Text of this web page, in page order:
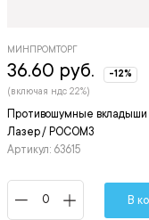
Противошумные
Лазер / РОСОМЗ
Артикул: 63615
МИНПРОМТОРГ
36.60 руб.
-12%
(включая ндс 22%)
В